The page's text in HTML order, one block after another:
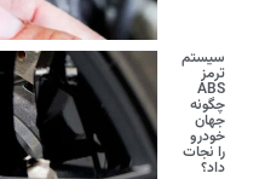
سیستم
ترمز
ABS
چگونه
جهان
خودرو
را نجات
داد؟